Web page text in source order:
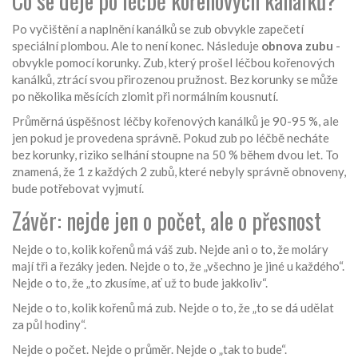
Po vyčištění a naplnění kanálků se zub obvykle zapečetí
speciální plombou. Ale to není konec. Následuje obnova zubu -
obvykle pomocí korunky. Zub, který prošel léčbou kořenových
kanálků, ztrácí svou přirozenou pružnost. Bez korunky se může
po několika měsících zlomit při normálním kousnutí.
Průměrná úspěšnost léčby kořenových kanálků je 90-95 %, ale
jen pokud je provedena správně. Pokud zub po léčbě necháte
bez korunky, riziko selhání stoupne na 50 % během dvou let. To
znamená, že 1 z každých 2 zubů, které nebyly správně obnoveny,
bude potřebovat vyjmutí.
Závěr: nejde jen o počet, ale o přesnost
Nejde o to, kolik kořenů má váš zub. Nejde ani o to, že moláry
mají tři a řezáky jeden. Nejde o to, že „všechno je jiné u každého“.
Nejde o to, že „to zkusíme, ať už to bude jakkoliv“.
Nejde o to, kolik kořenů má zub. Nejde o to, že „to se dá udělat
za půl hodiny“.
Nejde o počet. Nejde o průměr. Nejde o „tak to bude“.